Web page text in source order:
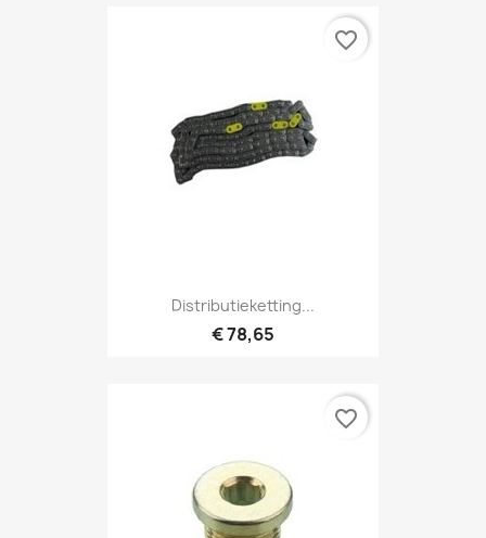
Distributieketting...
€ 78,65
favorite_border
favorite_border